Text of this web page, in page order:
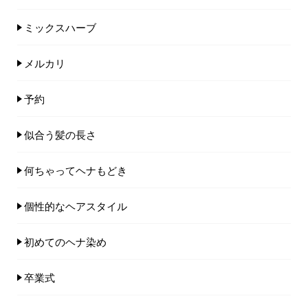
ミックスハーブ
メルカリ
予約
似合う髪の長さ
何ちゃってヘナもどき
個性的なヘアスタイル
初めてのヘナ染め
卒業式